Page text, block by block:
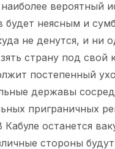
вероятный
будет неясным и
не денутся, и ни
страну под свой
постепенный
державы
приграничных
Кабуле останется
стороны будут